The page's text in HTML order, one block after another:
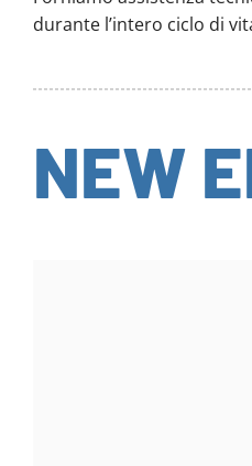
durante l’intero ciclo di
NEW